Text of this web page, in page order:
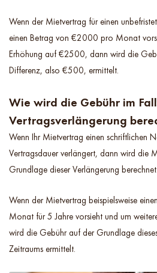
Wenn der Mietvertrag für einen
einen Betrag von €2000 pro Monat
Erhöhung auf €2500, dann wird die
Differenz, also €500, ermittelt.
Wie wird die Gebühr im
Vertragsverlängerung
Wenn Ihr Mietvertrag einen schriftlichen
Vertragsdauer verlängert, dann wird die
Grundlage dieser Verlängerung berechnet.
Wenn der Mietvertrag beispielsweise
Monat für 5 Jahre vorsieht und um
wird die Gebühr auf der Grundlage
Zeitraums ermittelt.